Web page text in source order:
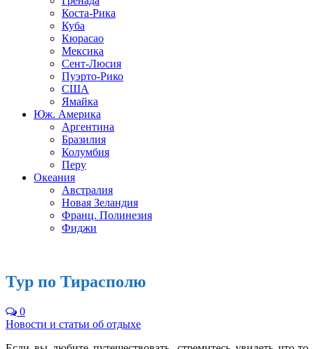
Коста-Рика
Куба
Кюрасао
Мексика
Сент-Люсия
Пуэрто-Рико
США
Ямайка
Юж. Америка
Аргентина
Бразилия
Колумбия
Перу
Океания
Австралия
Новая Зеландия
Франц. Полинезия
Фиджи
Тур по Тирасполю
0
Новости и статьи об отдыхе